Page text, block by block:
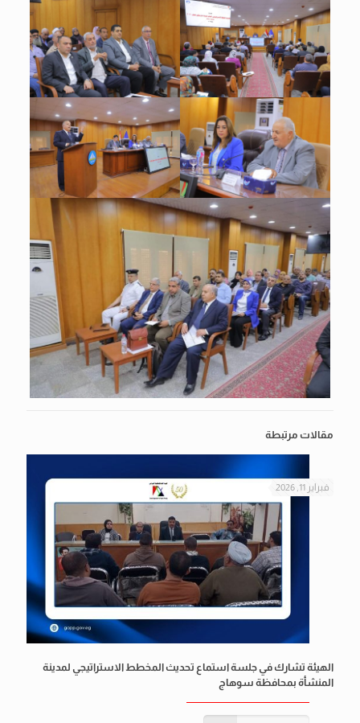
مقالات مرتبطة
فبراير 11, 2026
الهيئة تشارك في جلسة استماع تحديث المخطط الاستراتيجي لمدينة
المنشأة بمحافظة سوهاج